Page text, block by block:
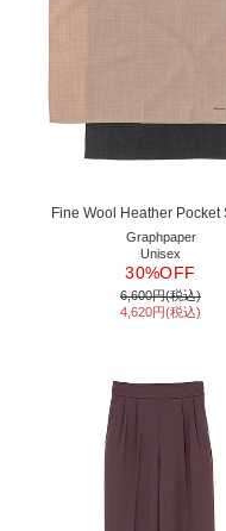
Fine Wool Heather Pocket
Graphpaper
Unisex
30%OFF
6,600円(税込)
4,620円(税込)